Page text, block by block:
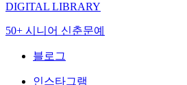
DIGITAL LIBRARY
50+ 시니어 신춘문예
블로그
인스타그램